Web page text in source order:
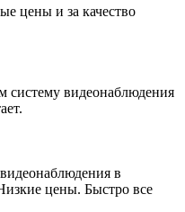
цены и за качество
систему видеонаблюдения
в
цены. Быстро все